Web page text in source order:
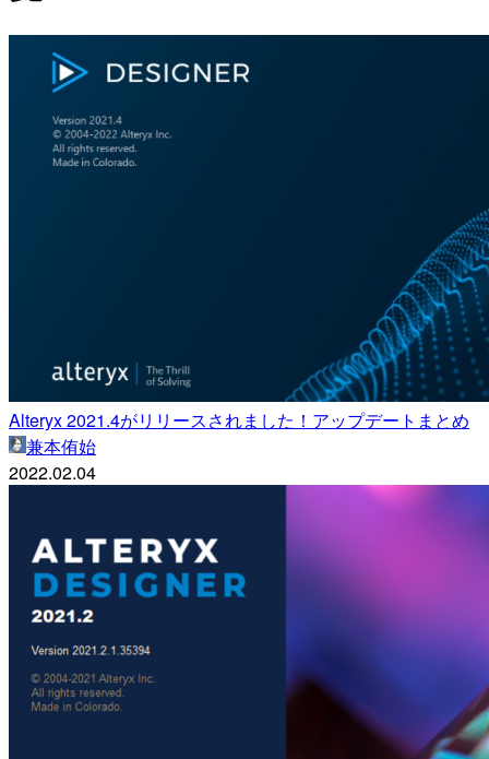
Alteryx 2021.4がリリースされました！アップデートまとめ
兼本侑始
2022.02.04